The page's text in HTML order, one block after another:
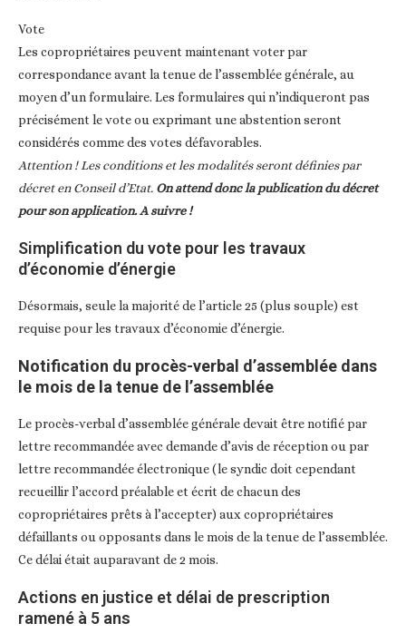
Vote
Les copropriétaires peuvent maintenant voter par
correspondance avant la tenue de l’assemblée générale, au
moyen d’un formulaire. Les formulaires qui n’indiqueront pas
précisément le vote ou exprimant une abstention seront
considérés comme des votes défavorables.
Attention ! Les conditions et les modalités seront définies par
décret en Conseil d’Etat. On attend donc la publication du décret
pour son application. A suivre !
Simplification du vote pour les travaux
d’économie d’énergie
Désormais, seule la majorité de l’article 25 (plus souple) est
requise pour les travaux d’économie d’énergie.
Notification du procès-verbal d’assemblée dans
le mois de la tenue de l’assemblée
Le procès-verbal d’assemblée générale devait être notifié par
lettre recommandée avec demande d’avis de réception ou par
lettre recommandée électronique (le syndic doit cependant
recueillir l’accord préalable et écrit de chacun des
copropriétaires prêts à l’accepter) aux copropriétaires
défaillants ou opposants dans le mois de la tenue de l’assemblée.
Ce délai était auparavant de 2 mois.
Actions en justice et délai de prescription
ramené à 5 ans